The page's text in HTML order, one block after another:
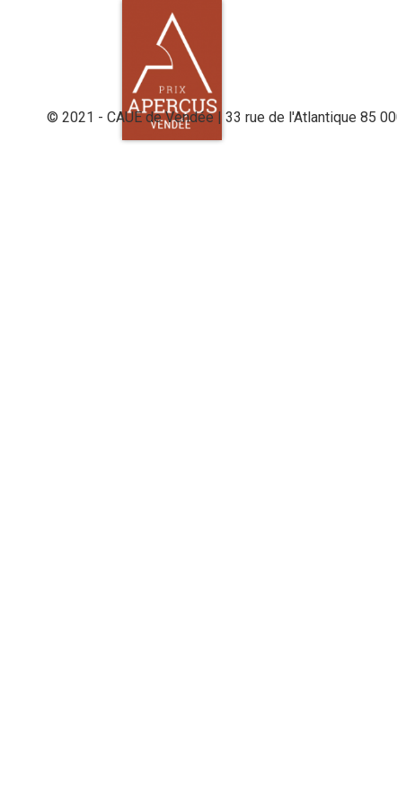
© 2021 - CAUE de Vendée | 33 rue de l'Atlantique 85